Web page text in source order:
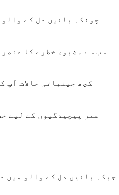
چونکہ بائیں دل کے
سب سے مضبوط خطرے کا
کچھ جینیاتی حالات
عمر پیچیدگیوں کے لیے
جبکہ بائیں دل کے والو میں